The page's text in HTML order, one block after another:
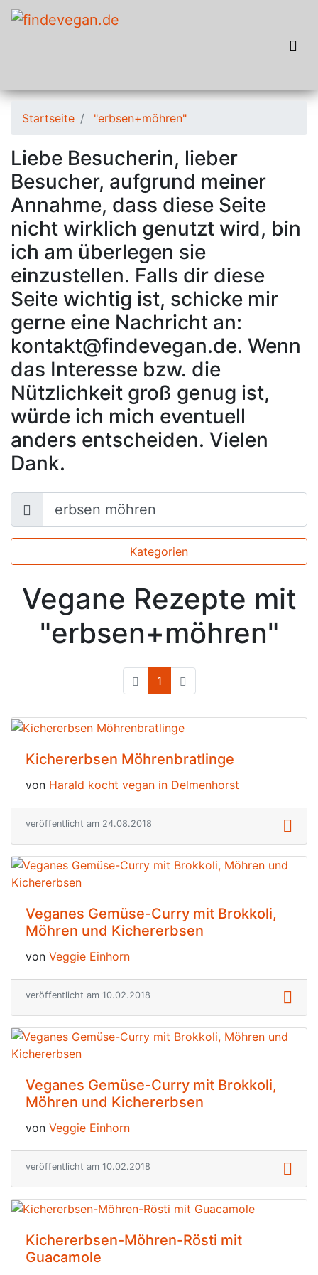
Startseite "erbsen+möhren"
Liebe Besucherin, lieber
Besucher, aufgrund meiner
Annahme, dass diese Seite
nicht wirklich genutzt wird, bin
ich am überlegen sie
einzustellen. Falls dir diese
Seite wichtig ist, schicke mir
gerne eine Nachricht an:
kontakt@findevegan.de. Wenn
das Interesse bzw. die
Nützlichkeit groß genug ist,
würde ich mich eventuell
anders entscheiden. Vielen
Dank.
Kategorien
Vegane Rezepte mit
"erbsen+möhren"
1 (current)
Kichererbsen Möhrenbratlinge
von Harald kocht vegan in Delmenhorst
veröffentlicht am 24.08.2018
Veganes Gemüse-Curry mit Brokkoli,
Möhren und Kichererbsen
von Veggie Einhorn
veröffentlicht am 10.02.2018
Veganes Gemüse-Curry mit Brokkoli,
Möhren und Kichererbsen
von Veggie Einhorn
veröffentlicht am 10.02.2018
Kichererbsen-Möhren-Rösti mit
Guacamole